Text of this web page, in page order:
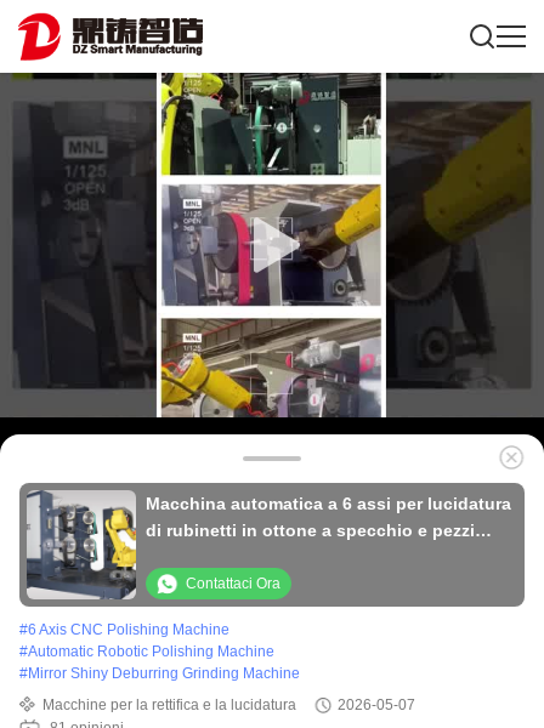
Macchina automatica a 6 assi per lucidatura
di rubinetti in ottone a specchio e pezzi
Contattaci Ora
#6 Axis CNC Polishing Machine
#Automatic Robotic Polishing Machine
#Mirror Shiny Deburring Grinding Machine
Macchine per la rettifica e la lucidatura
2026-05-07